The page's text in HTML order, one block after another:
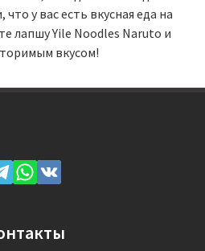
у вас есть вкусная еда на
лапшу Yile Noodles Naruto и
вкусом!